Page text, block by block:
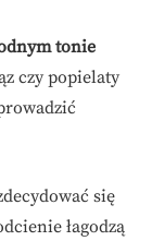
tonie
czy popielaty
się
łagodzą